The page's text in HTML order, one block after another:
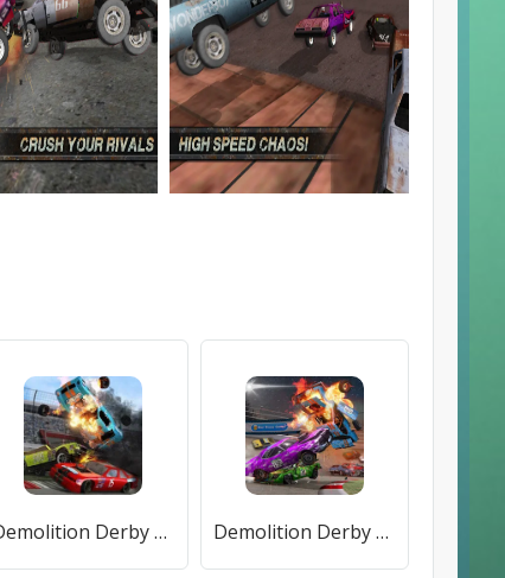
Demolition Derby 2 (Демолиция Дерби 2) [МОД Mega Pack] APK Android Demolition Derby 3 (Демолиция Дерби 3) [МОД Бесконечные монеты] APK Android